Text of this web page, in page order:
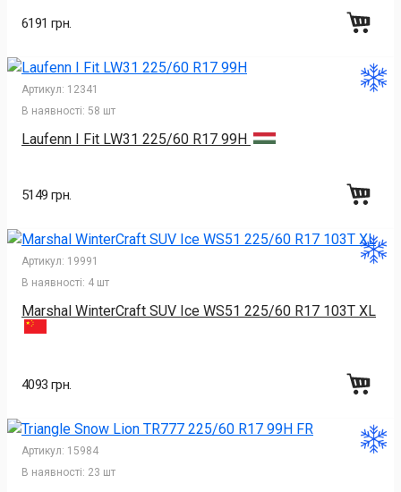
6191 грн.
Артикул: 12341
В наявності: 58 шт
Laufenn I Fit LW31 225/60 R17 99H
5149 грн.
Артикул: 19991
В наявності: 4 шт
Marshal WinterCraft SUV Ice WS51 225/60 R17 103T XL
4093 грн.
Артикул: 15984
В наявності: 23 шт